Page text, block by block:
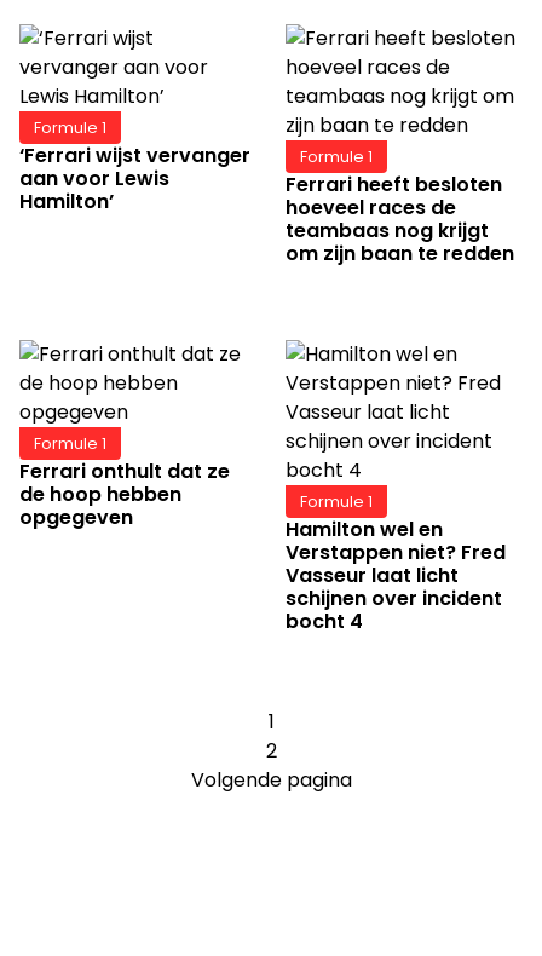
Formule 1
‘Ferrari wijst vervanger
aan voor Lewis
Hamilton’
Formule 1
Ferrari heeft besloten
hoeveel races de
teambaas nog krijgt
om zijn baan te redden
Formule 1
Ferrari onthult dat ze
de hoop hebben
opgegeven
Formule 1
Hamilton wel en
Verstappen niet? Fred
Vasseur laat licht
schijnen over incident
bocht 4
1
2
Volgende pagina